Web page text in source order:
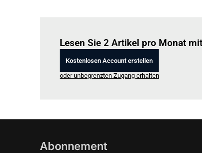
Lesen Sie 2 Artikel pro Monat
Kostenlosen Account erstellen
oder unbegrenzten Zugang erhalten
Abonnement